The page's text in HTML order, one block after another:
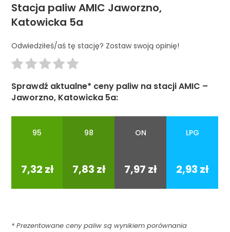
Stacja paliw AMIC Jaworzno,
Katowicka 5a
Odwiedziłeś/aś tę stację? Zostaw swoją opinię!
Sprawdź aktualne* ceny paliw na stacji AMIC –
Jaworzno, Katowicka 5a:
95 98 ON LPG
7,32 zł 7,83 zł 7,97 zł 2,93 zł
* Prezentowane ceny paliw są wynikiem porównania